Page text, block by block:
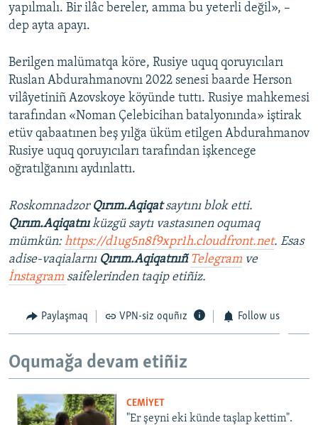
yapılmalı. Bir ilâc bereler, amma bu yeterli değil», –
dep ayta apayı.
Berilgen malümatqa köre, Rusiye uquq qoruyıcıları
Ruslan Abdurahmanovnı 2022 senesi baarde Herson
vilâyetiniñ Azovskoye köyünde tuttı. Rusiye mahkemesi
tarafından «Noman Çelebicihan batalyonında» iştirak
etüv qabaatınen beş yılğa üküm etilgen Abdurahmanov
Rusiye uquq qoruyıcıları tarafından işkencege
oğratılğanını aydınlattı.
Roskomnadzor Qırım.Aqiqatsaytını blok etti.
Qırım.Aqiqatnıküzgü saytı vastasınen oqumaq
mümkün:https://d1ug5n8f9xpr1h.cloudfront.net. Esas
adise-vaqialarnı Qırım.AqiqatnıñTelegram ve
İnstagram saifelerinden taqip etiñiz.
Paylaşmaq VPN-siz oquñız Follow us
Oqumağa devam etiñiz
CEMİYET
"Er şeyni eki künde taşlap kettim".